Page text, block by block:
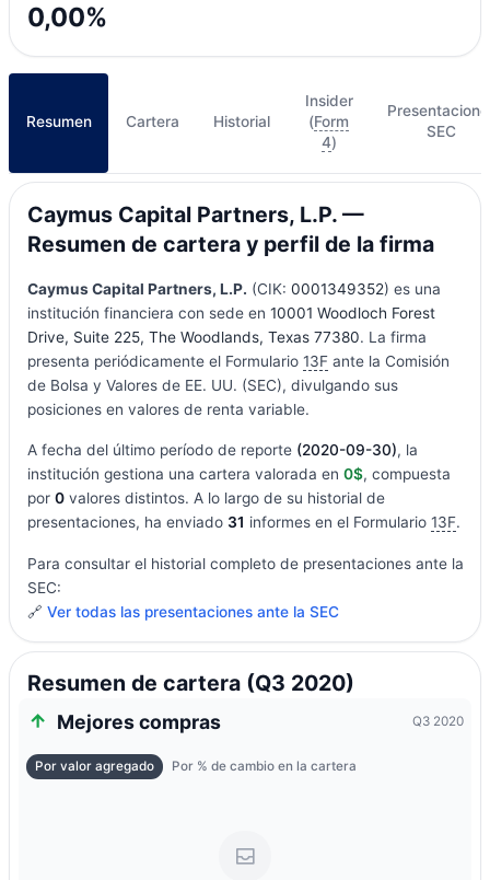
0,00%
Resumen Cartera Historial
Insider
(Form
4)
SEC
Caymus Capital Partners, L.P. —
Resumen de cartera y perfil de la firma
Caymus Capital Partners, L.P. (CIK: 0001349352) es una
institución financiera con sede en 10001 Woodloch Forest
Drive, Suite 225, The Woodlands, Texas 77380. La firma
presenta periódicamente el Formulario 13Fante la Comisión
de Bolsa y Valores de EE. UU. (SEC), divulgando sus
posiciones en valores de renta variable.
A fecha del último período de reporte (2020-09-30), la
institución gestiona una cartera valorada en 0$, compuesta
por 0valores distintos. A lo largo de su historial de
presentaciones, ha enviado 31 informes en el Formulario 13F.
Para consultar el historial completo de presentaciones ante la
SEC:
🔗 Ver todas las presentaciones ante la SEC
Resumen de cartera (Q3 2020)
Mejores compras Q3 2020
Por valor agregado Por % de cambio en la cartera